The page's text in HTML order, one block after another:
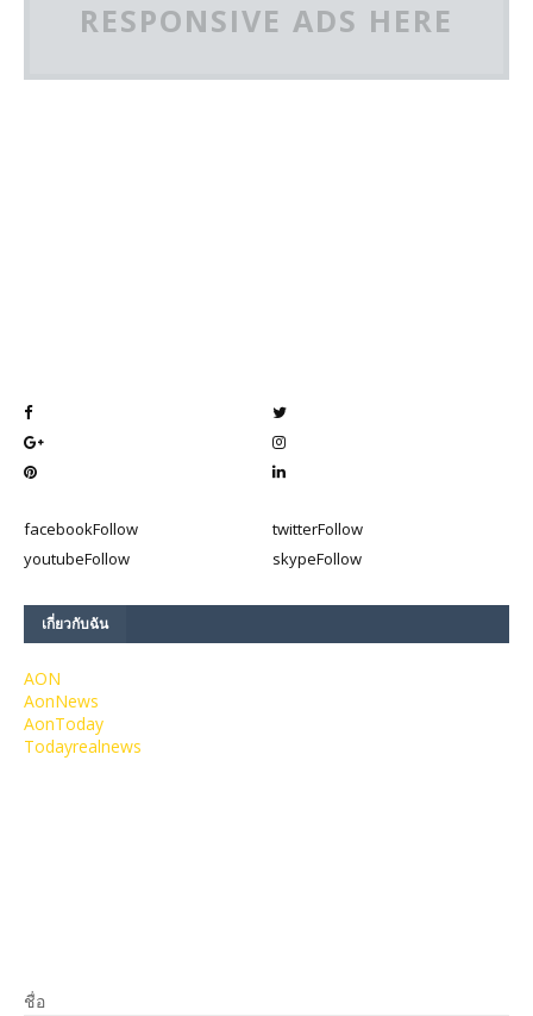
RESPONSIVE ADS HERE
facebookFollow twitterFollow
youtubeFollow skypeFollow
เกี่ยวกับฉัน
AON
AonNews
AonToday
Todayrealnews
ชื่อ